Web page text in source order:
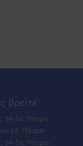
βρείτε
54-56, Πάτρα
62, Πάτρα
54-56, Πάτρα :